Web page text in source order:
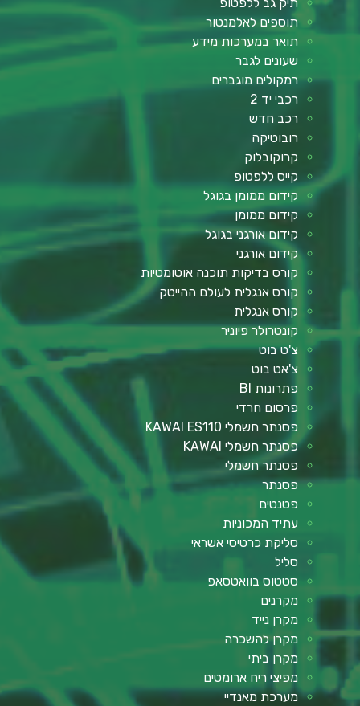
תיק גב ללפטופ
תוספים לאלמנטור
תואר במערכות מידע
שעונים לגבר
רמקולים מוגברים
רכבי יד 2
רכב חדש
רובוטיקה
קרוקובלוק
קייס ללפטופ
קידום ממומן בגוגל
קידום ממומן
קידום אורגני בגוגל
קידום אורגני
קורס בדיקות תוכנה אוטומטיות
קורס אנגלית לעולם ההייטק
קורס אנגלית
קונטרולר פיוניר
צ'ט בוט
צ'אט בוט
פתרונות BI
פרסום חרדי
פסנתר חשמלי KAWAI ES110
פסנתר חשמלי KAWAI
פסנתר חשמלי
פסנתר
פטנטים
עתיד המכוניות
סליקת כרטיסי אשראי
סליל
סטטוס בוואטסאפ
מקרנים
מקרן נייד
מקרן להשכרה
מקרן ביתי
מפיצי ריח ארומטים
מערכת מאנדיי